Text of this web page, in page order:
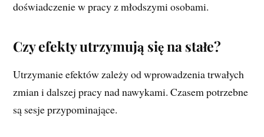
doświadczenie w pracy z młodszymi osobami.
Czy efekty utrzymują się na stałe?
Utrzymanie efektów zależy od wprowadzenia trwałych
zmian i dalszej pracy nad nawykami. Czasem potrzebne
są sesje przypominające.